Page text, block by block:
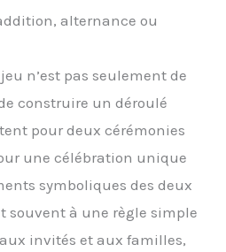
alternance ou
n’est pas seulement de
construire un déroulé
pour deux cérémonies
une célébration unique
symboliques des deux
souvent à une règle simple
invités et aux familles,